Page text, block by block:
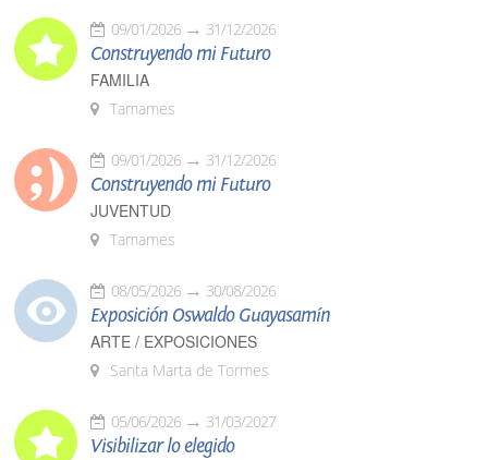
09/01/2026 31/12/2026
Construyendo mi Futuro
FAMILIA
Tamames
09/01/2026 31/12/2026
Construyendo mi Futuro
JUVENTUD
Tamames
08/05/2026 30/08/2026
Exposición Oswaldo Guayasamín
ARTE / EXPOSICIONES
Santa Marta de Tormes
05/06/2026 31/03/2027
Visibilizar lo elegido